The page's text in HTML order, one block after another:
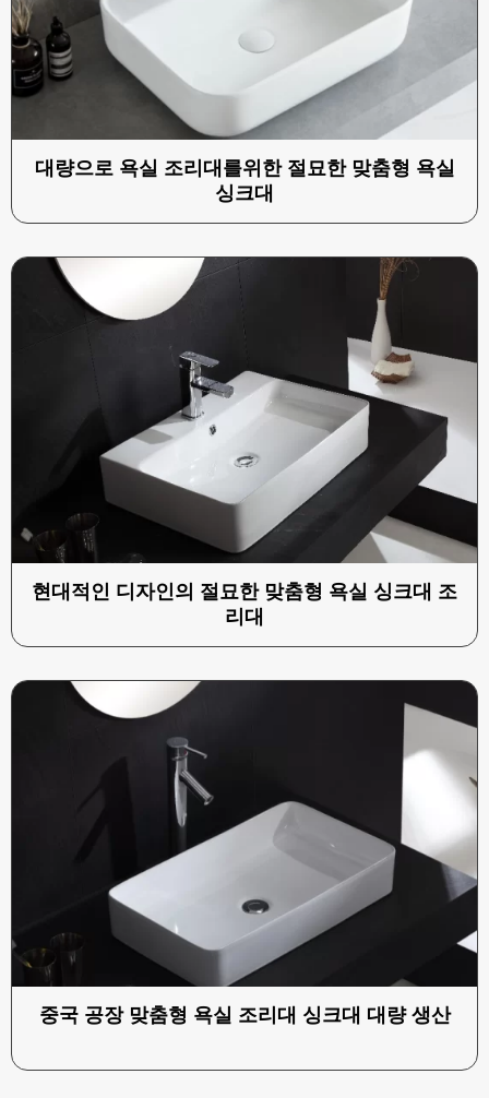
대량으로 욕실 조리대를위한 절묘한 맞춤형 욕실
싱크대
현대적인 디자인의 절묘한 맞춤형 욕실 싱크대 조
리대
중국 공장 맞춤형 욕실 조리대 싱크대 대량 생산